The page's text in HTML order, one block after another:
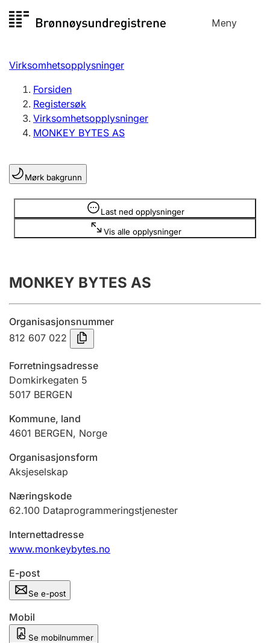
til
Meny
Registersøk
Aksjeselskap
Enkeltpersonforetak
Registrere, endre, slette
Lag og forening
Registrere, endre, slette
Årsregnskap
Innsending og forsinkelsesgebyr
Tinglysing
Jeger
Ektepaktveileder
Offentlig sektor
Andre tema
Virksomhetsopplysninger
Forsiden
Registersøk
Virksomhetsopplysninger
MONKEY BYTES AS
Mørk bakgrunn
Last ned opplysninger
Vis alle opplysninger
Opplysninger er skjult
MONKEY BYTES AS
Organisasjonsnummer
812 607 022
Forretningsadresse
Domkirkegaten 5
5017 BERGEN
Kommune, land
4601 BERGEN, Norge
Organisasjonsform
Aksjeselskap
Næringskode
62.100 Dataprogrammeringstjenester
Internettadresse
www.monkeybytes.no
E-post
Se e-post
Mobil
Se mobilnummer